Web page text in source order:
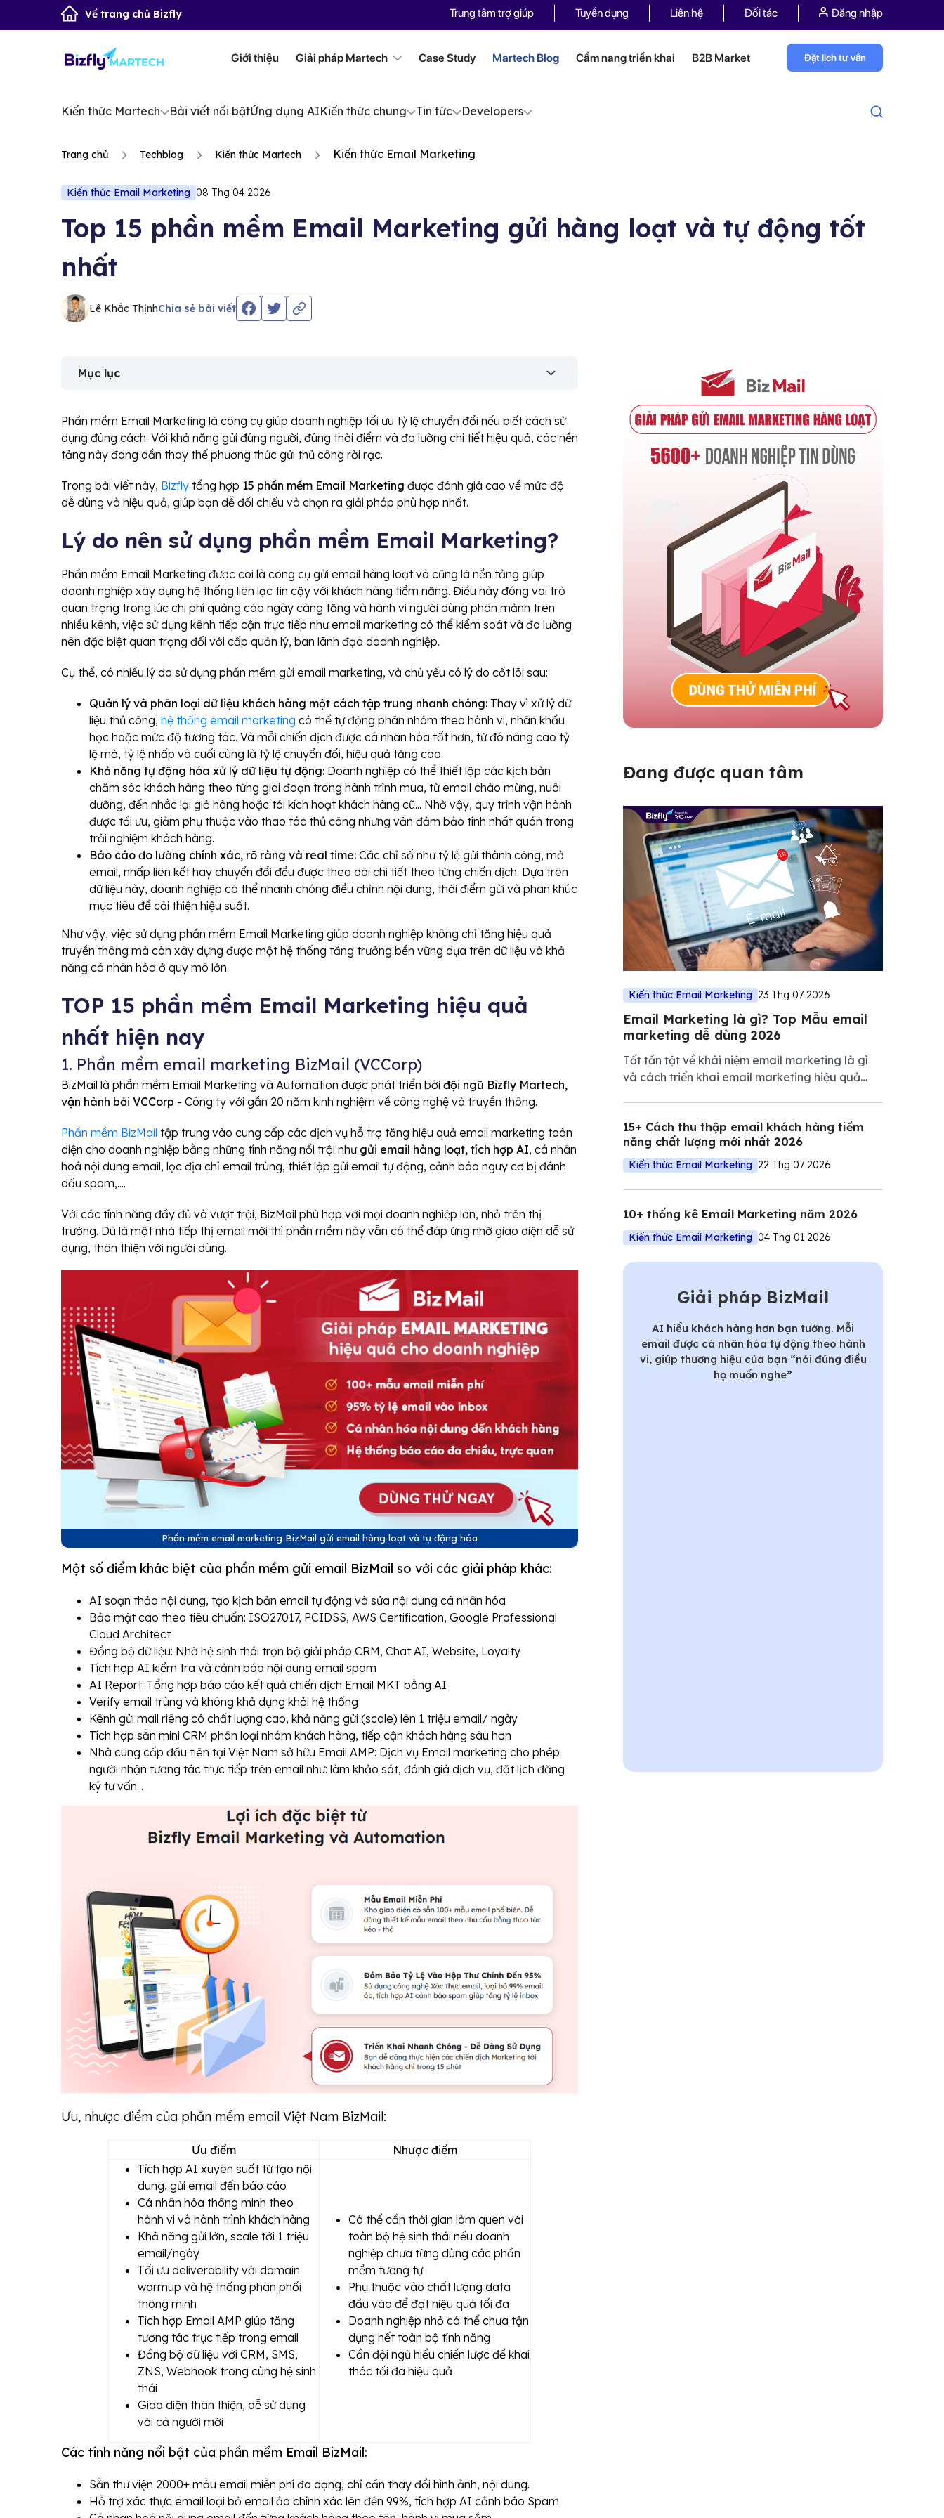
Về trang chủ Bizfly Trung tâm trợ giúp Tuyển dụng Liên hệ Đối tác Đăng nhập
Giới thiệu Giải pháp Martech Case Study Martech Blog Cẩm nang triển khai B2B Market Đặt lịch tư vấn
Kiến thức Martech Bài viết nổi bậtỨng dụng AIKiến thức chung Tin tức Developers
Trang chủ Techblog Kiến thức Martech Kiến thức Email Marketing
Kiến thức Email Marketing 08 Thg 04 2026
Top 15 phần mềm Email Marketing gửi hàng loạt và tự động tốt
nhất
Lê Khắc ThịnhChia sẻ bài viết
Mục lục
Phần mềm Email Marketing là công cụ giúp doanh nghiệp tối ưu tỷ lệ chuyển đổi nếu biết cách sử
dụng đúng cách. Với khả năng gửi đúng người, đúng thời điểm và đo lường chi tiết hiệu quả, các nền
tảng này đang dần thay thế phương thức gửi thủ công rời rạc.
Trong bài viết này, Bizfly tổng hợp 15 phần mềm Email Marketing được đánh giá cao về mức độ
dễ dùng và hiệu quả, giúp bạn dễ đối chiếu và chọn ra giải pháp phù hợp nhất.
Lý do nên sử dụng phần mềm Email Marketing?
Phần mềm Email Marketing được coi là công cụ gửi email hàng loạt và cũng là nền tảng giúp
doanh nghiệp xây dựng hệ thống liên lạc tin cậy với khách hàng tiềm năng. Điều này đóng vai trò
quan trọng trong lúc chi phí quảng cáo ngày càng tăng và hành vi người dùng phân mảnh trên
nhiều kênh, việc sử dụng kênh tiếp cận trực tiếp như email marketing có thể kiểm soát và đo lường
nên đặc biệt quan trọng đối với cấp quản lý, ban lãnh đạo doanh nghiệp.
Cụ thể, có nhiều lý do sử dụng phần mềm gửi email marketing, và chủ yếu có lý do cốt lõi sau:
Quản lý và phân loại dữ liệu khách hàng một cách tập trung nhanh chóng: Thay vì xử lý dữ
liệu thủ công, hệ thống email marketing có thể tự động phân nhóm theo hành vi, nhân khẩu
học hoặc mức độ tương tác. Và mỗi chiến dịch được cá nhân hóa tốt hơn, từ đó nâng cao tỷ
lệ mở, tỷ lệ nhấp và cuối cùng là tỷ lệ chuyển đổi, hiệu quả tăng cao.
Khả năng tự động hóa xử lý dữ liệu tự động: Doanh nghiệp có thể thiết lập các kịch bản
chăm sóc khách hàng theo từng giai đoạn trong hành trình mua, từ email chào mừng, nuôi
dưỡng, đến nhắc lại giỏ hàng hoặc tái kích hoạt khách hàng cũ... Nhờ vậy, quy trình vận hành
được tối ưu, giảm phụ thuộc vào thao tác thủ công nhưng vẫn đảm bảo tính nhất quán trong
trải nghiệm khách hàng.
Báo cáo đo lường chính xác, rõ ràng và real time: Các chỉ số như tỷ lệ gửi thành công, mở
email, nhấp liên kết hay chuyển đổi đều được theo dõi chi tiết theo từng chiến dịch. Dựa trên
dữ liệu này, doanh nghiệp có thể nhanh chóng điều chỉnh nội dung, thời điểm gửi và phân khúc
mục tiêu để cải thiện hiệu suất.
Như vậy, việc sử dụng phần mềm Email Marketing giúp doanh nghiệp không chỉ tăng hiệu quả
truyền thông mà còn xây dựng được một hệ thống tăng trưởng bền vững dựa trên dữ liệu và khả
năng cá nhân hóa ở quy mô lớn.
TOP 15 phần mềm Email Marketing hiệu quả
nhất hiện nay
1. Phần mềm email marketing BizMail (VCCorp)
BizMail là phần mềm Email Marketing và Automation được phát triển bởi đội ngũ Bizfly Martech,
vận hành bởi VCCorp - Công ty với gần 20 năm kinh nghiệm về công nghệ và truyền thông.
Phần mềm BizMail tập trung vào cung cấp các dịch vụ hỗ trợ tăng hiệu quả email marketing toàn
diện cho doanh nghiệp bằng những tính năng nổi trội nhưgửi email hàng loạt, tích hợp AI, cá nhân
hoá nội dung email, lọc địa chỉ email trùng, thiết lập gửi email tự động, cảnh báo nguy cơ bị đánh
dấu spam,....
Với các tính năng đầy đủ và vượt trội, BizMail phù hợp với mọi doanh nghiệp lớn, nhỏ trên thị
trường. Dù là một nhà tiếp thị email mới thì phần mềm này vẫn có thể đáp ứng nhờ giao diện dễ sử
dụng, thân thiện với người dùng.
Phần mềm email marketing BizMail gửi email hàng loạt và tự động hóa
Một số điểm khác biệt của phần mềm gửi email BizMail so với các giải pháp khác:
AI soạn thảo nội dung, tạo kịch bản email tự động và sửa nội dung cá nhân hóa
Bảo mật cao theo tiêu chuẩn: ISO27017, PCIDSS, AWS Certification, Google Professional
Cloud Architect
Đồng bộ dữ liệu: Nhờ hệ sinh thái trọn bộ giải pháp CRM, Chat AI, Website, Loyalty
Tích hợp AI kiểm tra và cảnh báo nội dung email spam
AI Report: Tổng hợp báo cáo kết quả chiến dịch Email MKT bằng AI
Verify email trùng và không khả dụng khỏi hệ thống
Kênh gửi mail riêng có chất lượng cao, khả năng gửi (scale) lên 1 triệu email/ ngày
Tích hợp sẵn mini CRM phân loại nhóm khách hàng, tiếp cận khách hàng sâu hơn
Nhà cung cấp đầu tiên tại Việt Nam sở hữu Email AMP: Dịch vụ Email marketing cho phép
người nhận tương tác trực tiếp trên email như: làm khảo sát, đánh giá dịch vụ, đặt lịch đăng
ký tư vấn...
Ưu, nhược điểm của phần mềm email Việt Nam BizMail:
Ưu điểm
Nhược điểm
Tích hợp AI xuyên suốt từ tạo nội
dung, gửi email đến báo cáo
Cá nhân hóa thông minh theo
hành vi và hành trình khách hàng
Khả năng gửi lớn, scale tới 1 triệu
email/ngày
Tối ưu deliverability với domain
warmup và hệ thống phân phối
thông minh
Tích hợp Email AMP giúp tăng
tương tác trực tiếp trong email
Đồng bộ dữ liệu với CRM, SMS,
ZNS, Webhook trong cùng hệ sinh
thái
Giao diện thân thiện, dễ sử dụng
với cả người mới
Có thể cần thời gian làm quen với
toàn bộ hệ sinh thái nếu doanh
nghiệp chưa từng dùng các phần
mềm tương tự
Phụ thuộc vào chất lượng data
đầu vào để đạt hiệu quả tối đa
Doanh nghiệp nhỏ có thể chưa tận
dụng hết toàn bộ tính năng
Cần đội ngũ hiểu chiến lược để khai
thác tối đa hiệu quả
Các tính năng nổi bật của phần mềm Email BizMail:
Sẵn thư viện 2000+ mẫu email miễn phí đa dạng, chỉ cần thay đổi hình ảnh, nội dung.
Hỗ trợ xác thực email loại bỏ email ảo chính xác lên đến 99%, tích hợp AI cảnh báo Spam.
Đang được quan tâm
Kiến thức Email Marketing 23 Thg 07 2026
Email Marketing là gì? Top Mẫu email
marketing dễ dùng 2026
Tất tần tật về khái niệm email marketing là gì
và cách triển khai email marketing hiệu quả
15+ Cách thu thập email khách hàng tiềm
năng chất lượng mới nhất 2026
Kiến thức Email Marketing 22 Thg 07 2026
10+ thống kê Email Marketing năm 2026
Kiến thức Email Marketing 04 Thg 01 2026
Giải pháp BizMail
AI hiểu khách hàng hơn bạn tưởng. Mỗi
email được cá nhân hóa tự động theo hành
vi, giúp thương hiệu của bạn “nói đúng điều
họ muốn nghe”